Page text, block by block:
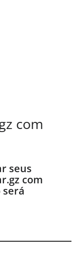
com
seus
com